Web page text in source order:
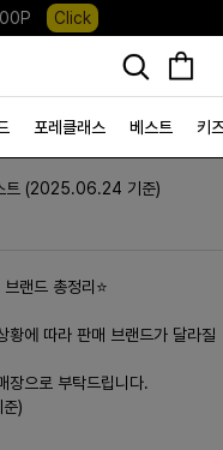
Click
포레클래스 베스트 키
트 (2025.06.24 기준)
랜드 총정리⭐
황에 따라 판매 브랜드가 달라질
장으로 부탁드립니다.
)